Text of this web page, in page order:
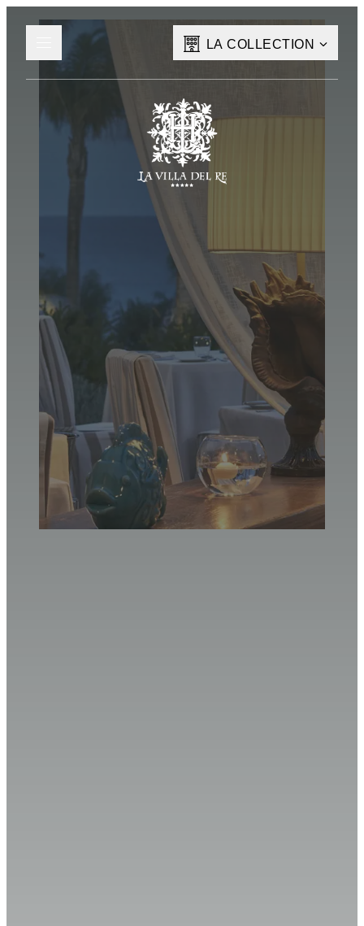
LA COLLECTION